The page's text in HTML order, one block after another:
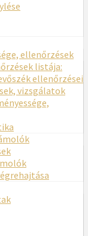
ellenőrzések
listája:
ellenőrzései
vizsgálatok